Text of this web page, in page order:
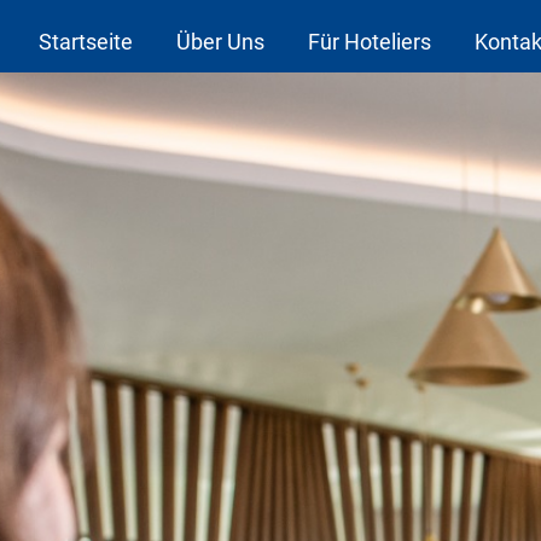
Startseite Über Uns Für Hoteliers